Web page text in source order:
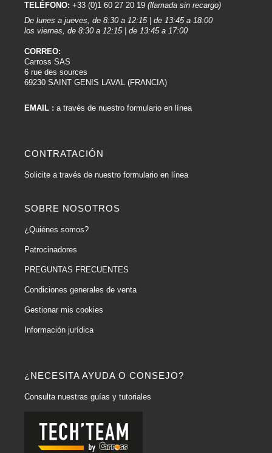
¿NECESITA AYUDA O CONSEJO?
Consulta nuestras guías y tutoriales
TELÉFONO: +33 (0)1 60 27 20 19 (llamada sin recargo)
De lunes a jueves, de 8:30 a 12:15 | de 13:45 a 18:00
los viernes, de 8:30 a 12:15 | de 13:45 a 17:00
CORREO:
Carross SAS
6 rue des sources
69230 SAINT GENIS LAVAL (FRANCIA)
EMAIL : a través de nuestro formulario en línea
CONTRATACIÓN
Solicite a través de nuestro formulario en línea
SOBRE NOSOTROS
¿Quiénes somos?
Patrocinadores
PREGUNTAS FRECUENTES
Condiciones generales de venta
Gestionar mis cookies
Información jurídica